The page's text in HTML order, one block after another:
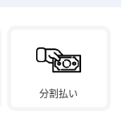
分割払い